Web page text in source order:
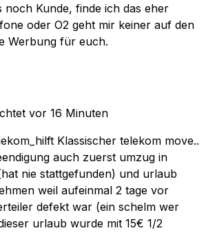
noch Kunde, finde ich das eher
oder O2 geht mir keiner auf den
Werbung für euch.
vor 16 Minuten
Klassischer telekom move..
auch zuerst umzug in
nie stattgefunden) und urlaub
weil aufeinmal 2 tage vor
defekt war (ein schelm wer
urlaub wurde mit 15€ 1/2